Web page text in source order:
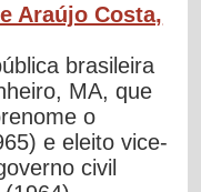
Araújo Costa,
brasileira
MA, que
o
e eleito vice-
civil